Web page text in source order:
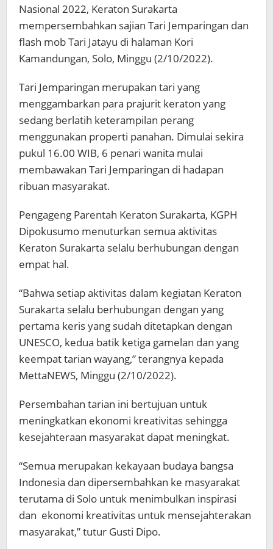
Nasional 2022, Keraton Surakarta
mempersembahkan sajian Tari Jemparingan dan
flash mob Tari Jatayu di halaman Kori
Kamandungan, Solo, Minggu (2/10/2022).
Tari Jemparingan merupakan tari yang
menggambarkan para prajurit keraton yang
sedang berlatih keterampilan perang
menggunakan properti panahan. Dimulai sekira
pukul 16.00 WIB, 6 penari wanita mulai
membawakan Tari Jemparingan di hadapan
ribuan masyarakat.
Pengageng Parentah Keraton Surakarta, KGPH
Dipokusumo menuturkan semua aktivitas
Keraton Surakarta selalu berhubungan dengan
empat hal.
“Bahwa setiap aktivitas dalam kegiatan Keraton
Surakarta selalu berhubungan dengan yang
pertama keris yang sudah ditetapkan dengan
UNESCO, kedua batik ketiga gamelan dan yang
keempat tarian wayang,” terangnya kepada
MettaNEWS, Minggu (2/10/2022).
Persembahan tarian ini bertujuan untuk
meningkatkan ekonomi kreativitas sehingga
kesejahteraan masyarakat dapat meningkat.
“Semua merupakan kekayaan budaya bangsa
Indonesia dan dipersembahkan ke masyarakat
terutama di Solo untuk menimbulkan inspirasi
dan ekonomi kreativitas untuk mensejahterakan
masyarakat,” tutur Gusti Dipo.